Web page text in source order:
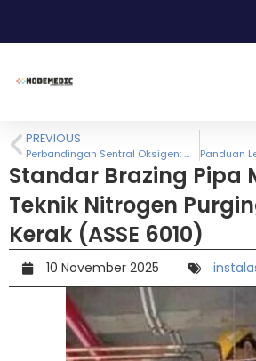
PREVIOUS
Perbandingan Sentral Oksigen: Manifold Tabung vs Liquid Tank vs Generator Oksigen (Mana yang Paling Efisien?)
Standar Brazing Pipa
Teknik Nitrogen
Kerak (ASSE 6010)
10 November 2025